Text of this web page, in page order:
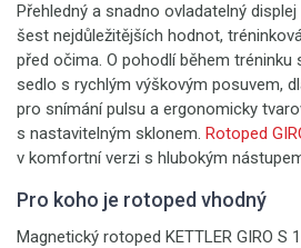
Přehledný a snadno ovladatelný
šest nejdůležitějších hodnot,
před očima. O pohodlí během
sedlo s rychlým výškovým posuvem,
pro snímání pulsu a ergonomicky
s nastavitelným sklonem. Rotoped
v komfortní verzi s hlubokým
Pro koho je rotoped vhodný
Magnetický rotoped KETTLER GIRO S